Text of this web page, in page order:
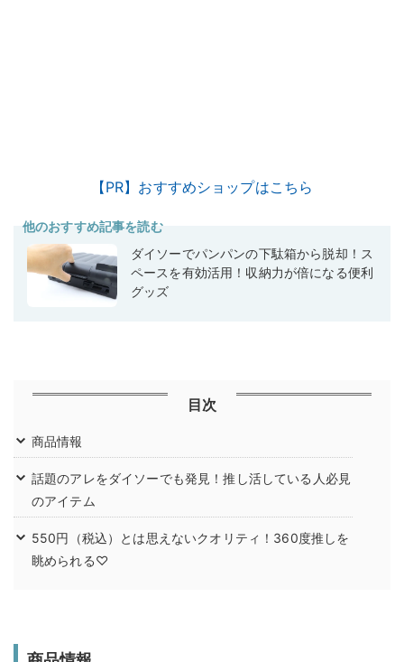
【PR】おすすめショップはこちら
他のおすすめ記事を読む
ダイソーでパンパンの下駄箱から脱却！ス
ペースを有効活用！収納力が倍になる便利
グッズ
目次
商品情報
話題のアレをダイソーでも発見！推し活している人必見
のアイテム
550円（税込）とは思えないクオリティ！360度推しを
眺められる♡